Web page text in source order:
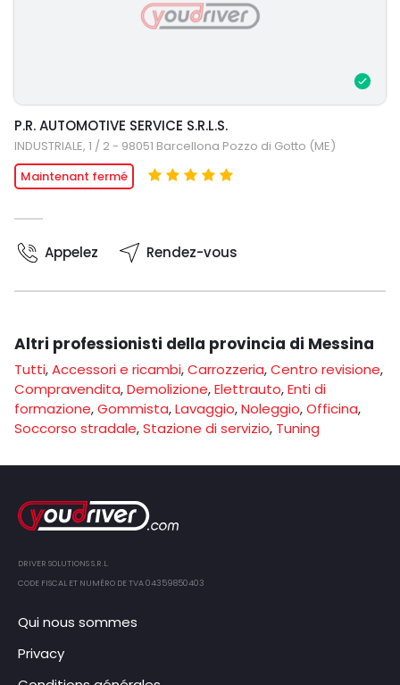
P.R. AUTOMOTIVE SERVICE S.R.L.S.
INDUSTRIALE, 1 / 2 - 98051 Barcellona Pozzo di Gotto (ME)
Maintenant fermé
Appelez Rendez-vous
Altri professionisti della provincia di Messina
Tutti,Accessori e ricambi,Carrozzeria,Centro revisione,
Compravendita,Demolizione,Elettrauto,Enti di
formazione,Gommista,Lavaggio,Noleggio,Officina,
Soccorso stradale,Stazione di servizio, Tuning
DRIVER SOLUTIONS S.R.L.
CODE FISCAL ET NUMÉRO DE TVA 04359850403
Qui nous sommes
Privacy